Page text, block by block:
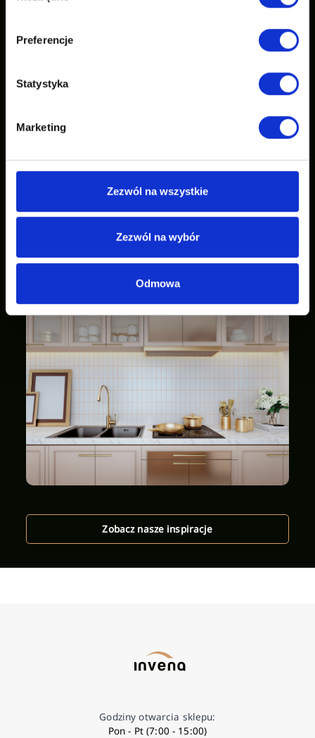
Preferencje
Statystyka
Marketing
Zezwól na wszystkie
Zezwól na wybór
Odmowa
Zobacz nasze inspiracje
Godziny otwarcia sklepu:
Pon - Pt (7:00 - 15:00)